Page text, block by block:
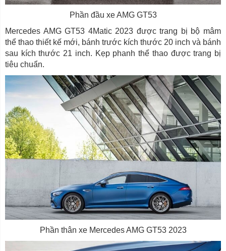
Phần đầu xe AMG GT53
Mercedes AMG GT53 4Matic 2023 được trang bị bộ mâm
thể thao thiết kế mới, bánh trước kích thước 20 inch và bánh
sau kích thước 21 inch. Kẹp phanh thể thao được trang bị
tiêu chuẩn.
Phần thân xe Mercedes AMG GT53 2023